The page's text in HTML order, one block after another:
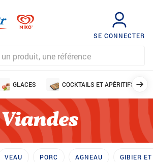
SE CONNECTER
GLACES COCKTAILS ET APÉRITIFS
Viandes
VEAU PORC AGNEAU GIBIER